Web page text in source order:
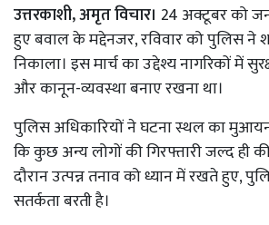
उत्तरकाशी, अमृत विचार। 24 अक्टूबर को
हुए बवाल के मद्देनजर, रविवार को पुलिस ने
निकाला। इस मार्च का उद्देश्य नागरिकों में
और कानून-व्यवस्था बनाए रखना था।
पुलिस अधिकारियों ने घटना स्थल का
कि कुछ अन्य लोगों की गिरफ्तारी जल्द ही
दौरान उत्पन्न तनाव को ध्यान में रखते हुए,
सतर्कता बरती है।